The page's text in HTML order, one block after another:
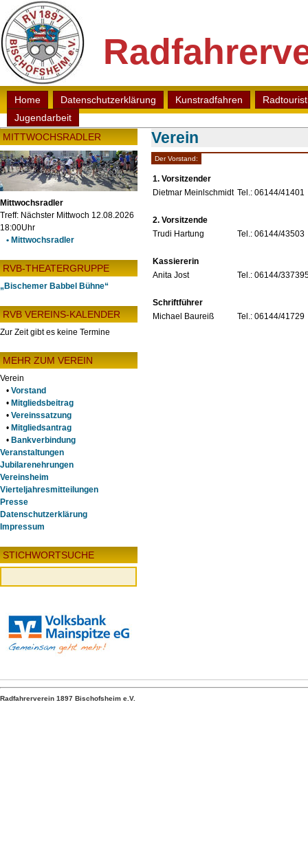
Home Datenschutzerklärung Kunstradfahren
Jugendarbeit
Verein
Der Vorstand:
1. Vorsitzender
Dietmar Meinlschmidt Tel.: 06144/41401
2. Vorsitzende
Trudi Hartung
Tel.: 06144/43503
Kassiererin
Anita Jost
Tel.: 06144/
Schriftführer
Michael Baureiß
Tel.: 06144/41729
MITTWOCHSRADLER
Mittwochsradler
Treff: Nächster Mittwoch 12.08.2026
18:00Uhr
• Mittwochsradler
RVB-THEATERGRUPPE
„Bischemer Babbel Bühne“
RVB VEREINS-KALENDER
Zur Zeit gibt es keine Termine
MEHR ZUM VEREIN
Verein
• Vorstand
• Mitgliedsbeitrag
• Vereinssatzung
• Mitgliedsantrag
• Bankverbindung
Veranstaltungen
Jubilarenehrungen
Vereinsheim
Vierteljahresmitteilungen
Presse
Datenschutzerklärung
Impressum
STICHWORTSUCHE
Radfahrerverein 1897 Bischofsheim e.V.